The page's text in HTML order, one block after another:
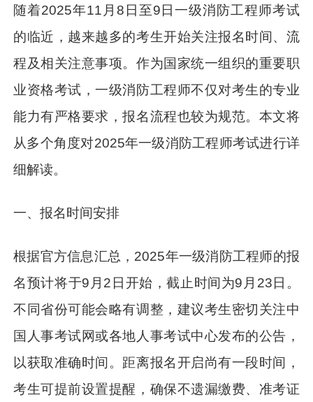
随着2025年11月8日至9日一级消防工程师考试
的临近，越来越多的考生开始关注报名时间、流
程及相关注意事项。作为国家统一组织的重要职
业资格考试，一级消防工程师不仅对考生的专业
能力有严格要求，报名流程也较为规范。本文将
从多个角度对2025年一级消防工程师考试进行详
细解读。
一、报名时间安排
根据官方信息汇总，2025年一级消防工程师的报
名预计将于9月2日开始，截止时间为9月23日。
不同省份可能会略有调整，建议考生密切关注中
国人事考试网或各地人事考试中心发布的公告，
以获取准确时间。距离报名开启尚有一段时间，
考生可提前设置提醒，确保不遗漏缴费、准考证